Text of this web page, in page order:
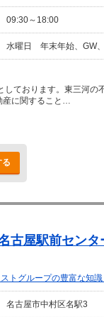
09:30～18:00
水曜日 年末年始、GW
しております。東三河の
産に関すること…
る
古屋駅前センタ
トグループの豊富な知
名古屋市中村区名駅3